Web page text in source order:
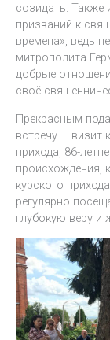
созидать. Также
призваний к
времена», ведь
митрополита
добрые
своё
Прекрасным
встречу – визит
прихода, 86-
происхождения,
курского
регулярно
глубокую веру и